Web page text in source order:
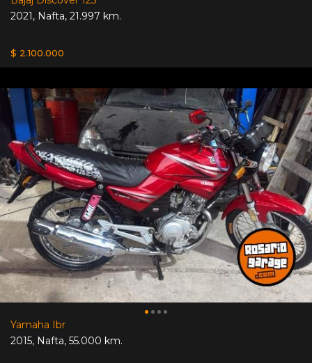
2021, Nafta, 21.997 km.
$ 2.100.000
Yamaha Ibr
2015, Nafta, 55.000 km.